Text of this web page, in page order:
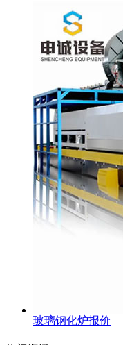
玻璃钢化炉报价